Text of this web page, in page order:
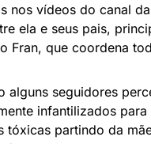
nos vídeos do canal
ela e seus pais,
Fran, que coordena
alguns seguidores
infantilizados
tóxicas partindo da